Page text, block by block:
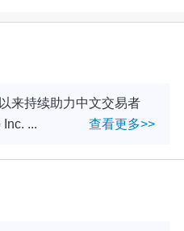
来持续助力中文交易者
...
查看更多>>